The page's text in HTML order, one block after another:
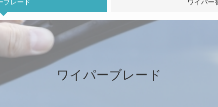
ブレード ワイパー
ワイパーブレード